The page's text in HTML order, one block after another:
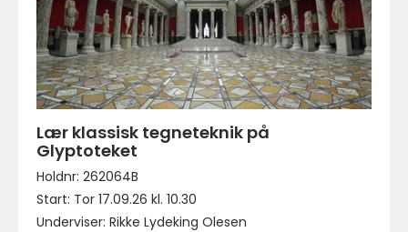
Lær klassisk tegneteknik på
Glyptoteket
Holdnr: 262064B
Start: Tor 17.09.26 kl. 10.30
Underviser: Rikke Lydeking Olesen